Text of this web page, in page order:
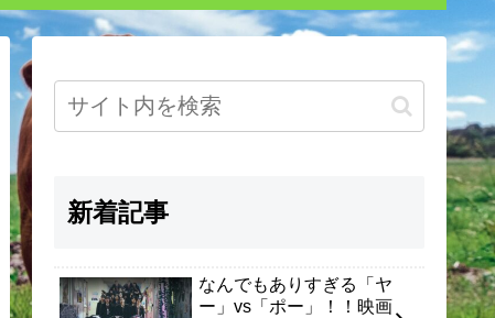
新着記事
なんでもありすぎる「ヤ
ー」vs「ポー」！！映画